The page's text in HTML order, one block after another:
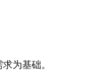
为基础。